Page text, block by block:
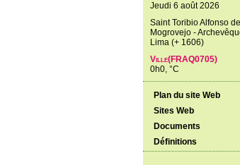
Jeudi 6 août 2026
Saint Toribio Alfonso de
Mogrovejo -
Lima (+ 1606)
Ville(FRAQ0705)
0h0, °C
Plan du site Web
Sites Web
Documents
Définitions